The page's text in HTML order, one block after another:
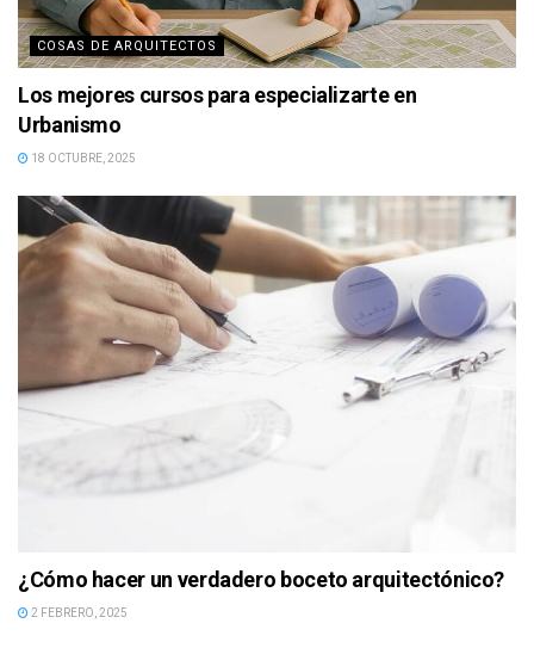
COSAS DE ARQUITECTOS
Los mejores cursos para especializarte en
Urbanismo
18 OCTUBRE, 2025
¿Cómo hacer un verdadero boceto arquitectónico?
2 FEBRERO, 2025